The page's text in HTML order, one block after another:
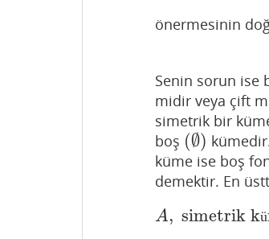
önermesinin
Senin sorun ise
midir veya çift
simetrik bir
boş (∅)
(∅)
küme ise boş
demektir. En
A, simetrik kü
A,